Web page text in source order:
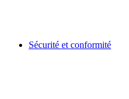
Sécurité et conformité